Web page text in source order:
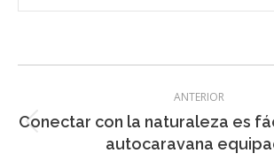
entre
entradas
ANTERIOR
Entrada
anterior:
Conectar con la naturaleza es
autocaravana